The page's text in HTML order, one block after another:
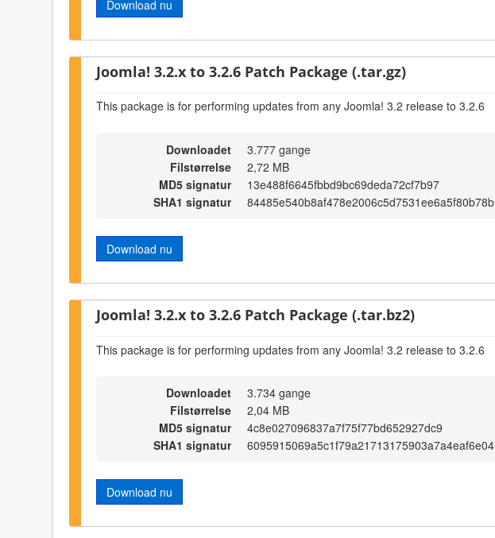
Download nu
Joomla! 3.2.x to 3.2.6 Patch Package (.tar.gz)
This package is for performing updates from any Joomla! 3.2 release to 3.2.6
Downloadet
3.777 gange
Filstørrelse
2,72 MB
MD5 signatur
13e488f6645fbbd9bc69deda72cf7b97
SHA1 signatur
84485e540b8af478e2006c5d7531ee6a5f80b78b
Download nu
Joomla! 3.2.x to 3.2.6 Patch Package (.tar.bz2)
This package is for performing updates from any Joomla! 3.2 release to 3.2.6
Downloadet
3.734 gange
Filstørrelse
2,04 MB
MD5 signatur
4c8e027096837a7f75f77bd652927dc9
SHA1 signatur
6095915069a5c1f79a21713175903a7a4eaf6e04
Download nu